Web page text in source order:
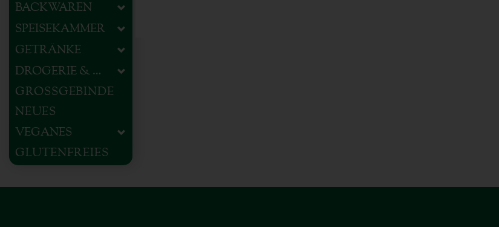
BACKWAREN
SPEISEKAMMER
GETRÄNKE
DROGERIE & HAUSHALT
GROSSGEBINDE
NEUES
VEGANES
GLUTENFREIES